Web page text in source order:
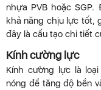
nhựa PVB hoặc
khả năng chịu lực tốt,
đây là cấu tạo chi tiết
Kính cường lực
Kính cường lực là
nóng để tăng độ bền